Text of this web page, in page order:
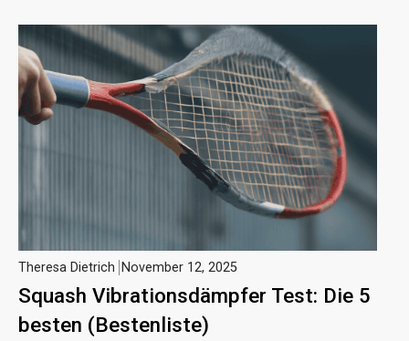
Squash Vibrationsdämpfer Test: Die 5
besten (Bestenliste)
Theresa Dietrich November 12, 2025